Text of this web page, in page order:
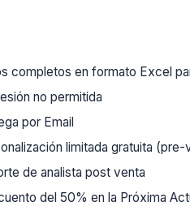
completos en formato Excel
no permitida
por Email
limitada gratuita (pre-
de analista post venta
del 50% en la Próxima